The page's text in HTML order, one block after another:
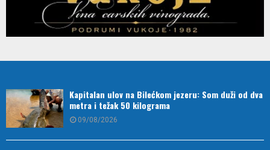
Kapitalan ulov na Bilećkom jezeru: Som duži od dva
metra i težak 50 kilograma
09/08/2026